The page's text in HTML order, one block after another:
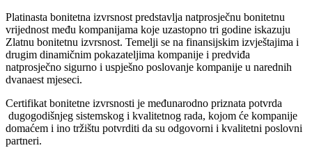
Platinasta bonitetna izvrsnost predstavlja natprosječnu bonitetnu
vrijednost među kompanijama koje uzastopno tri godine iskazuju
Zlatnu bonitetnu izvrsnost. Temelji se na finansijskim izvještajima i
drugim dinamičnim pokazateljima kompanije i predviđa
natprosječno sigurno i uspješno poslovanje kompanije u narednih
dvanaest mjeseci.
Certifikat bonitetne izvrsnosti je međunarodno priznata potvrda
dugogodišnjeg sistemskog i kvalitetnog rada, kojom će kompanije
domaćem i ino tržištu potvrditi da su odgovorni i kvalitetni poslovni
partneri.